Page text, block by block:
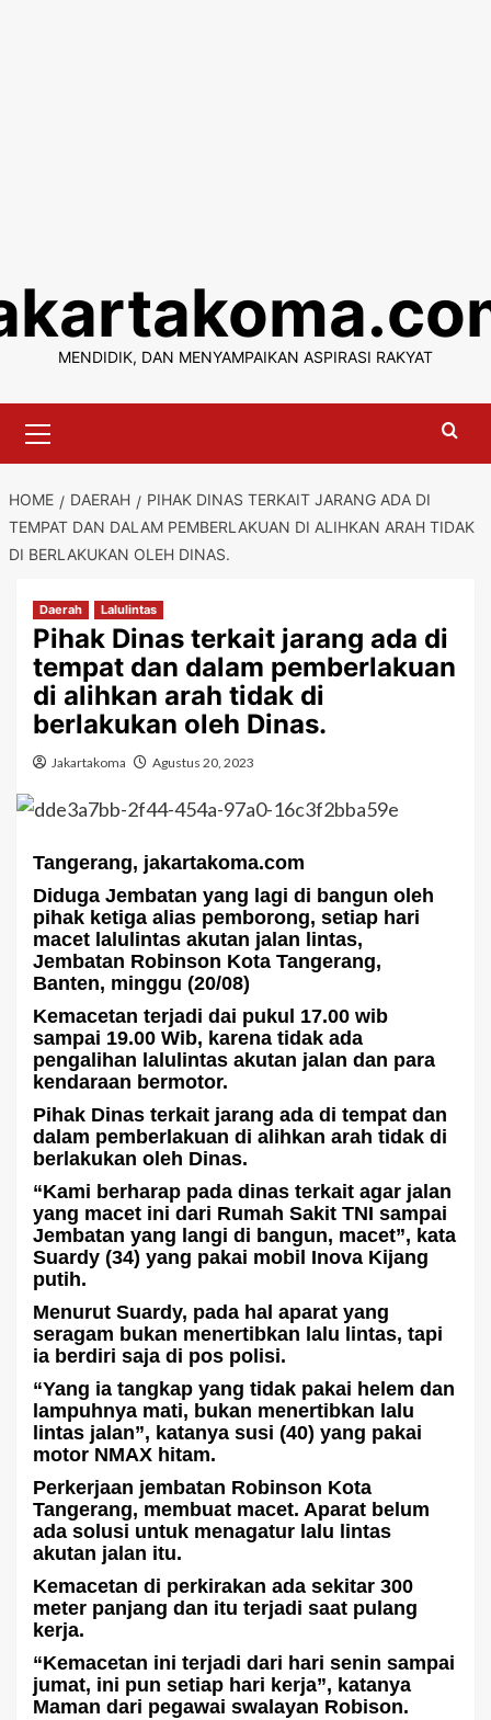
content
MENDIDIK, DAN MENYAMPAIKAN ASPIRASI RAKYAT
Menu
HOME DAERAH
PIHAK DINAS TERKAIT JARANG ADA DI
TEMPAT DAN DALAM PEMBERLAKUAN DI ALIHKAN ARAH TIDAK
DI BERLAKUKAN OLEH DINAS.
Daerah Lalulintas
Pihak Dinas terkait jarang ada di
tempat dan dalam pemberlakuan
di alihkan arah tidak di
berlakukan oleh Dinas.
Jakartakoma Agustus 20, 2023
Tangerang, jakartakoma.com
Diduga Jembatan yang lagi di bangun oleh
pihak ketiga alias pemborong, setiap hari
macet lalulintas akutan jalan lintas,
Jembatan Robinson Kota Tangerang,
Banten, minggu (20/08)
Kemacetan terjadi dai pukul 17.00 wib
sampai 19.00 Wib, karena tidak ada
pengalihan lalulintas akutan jalan dan para
kendaraan bermotor.
Pihak Dinas terkait jarang ada di tempat dan
dalam pemberlakuan di alihkan arah tidak di
berlakukan oleh Dinas.
“Kami berharap pada dinas terkait agar jalan
yang macet ini dari Rumah Sakit TNI sampai
Jembatan yang langi di bangun, macet”, kata
Suardy (34) yang pakai mobil Inova Kijang
putih.
Menurut Suardy, pada hal aparat yang
seragam bukan menertibkan lalu lintas, tapi
ia berdiri saja di pos polisi.
“Yang ia tangkap yang tidak pakai helem dan
lampuhnya mati, bukan menertibkan lalu
lintas jalan”, katanya susi (40) yang pakai
motor NMAX hitam.
Perkerjaan jembatan Robinson Kota
Tangerang, membuat macet. Aparat belum
ada solusi untuk menagatur lalu lintas
akutan jalan itu.
Kemacetan di perkirakan ada sekitar 300
meter panjang dan itu terjadi saat pulang
kerja.
“Kemacetan ini terjadi dari hari senin sampai
jumat, ini pun setiap hari kerja”, katanya
Maman dari pegawai swalayan Robison.